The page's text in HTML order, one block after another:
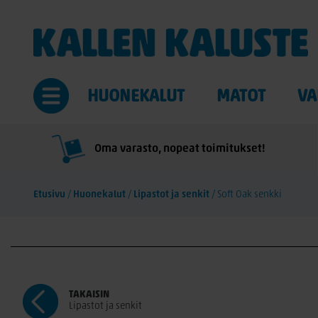
HUONEKALUT MATOT
Oma varasto, nopeat toimitukset!
Etusivu / Huonekalut / Lipastot ja senkit / Soft Oak senkki
TAKAISIN
Lipastot ja senkit